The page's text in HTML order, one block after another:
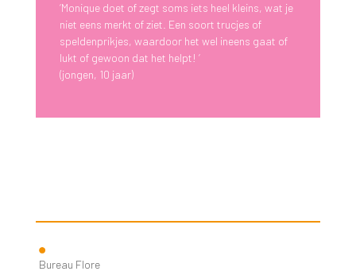
‘Monique doet of zegt soms iets heel kleins, wat je
niet eens merkt of ziet. Een soort trucjes of
speldenprikjes, waardoor het wel ineens gaat of
lukt of gewoon dat het helpt! ‘
(jongen, 10 jaar)
Bureau Flore